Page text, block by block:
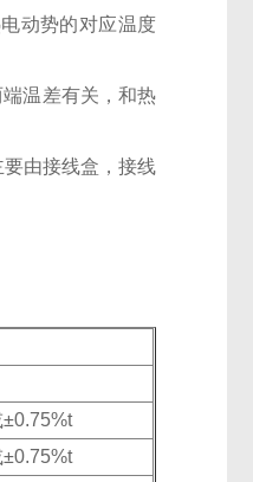
动势的对应温度
温差有关，和热
由接线盒，接线